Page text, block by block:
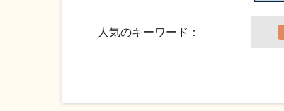
人気のキーワード：